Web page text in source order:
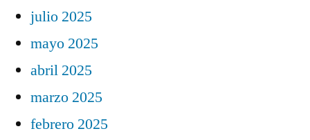
julio 2025
mayo 2025
abril 2025
marzo 2025
febrero 2025